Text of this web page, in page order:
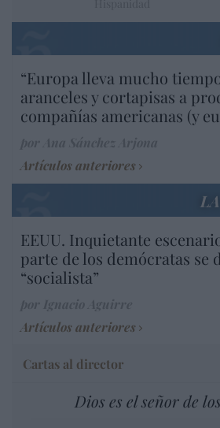
“Europa lleva mucho
aranceles y cortapisas a
compañías americanas (y
Artículos anteriores
EEUU. Inquietante
parte de los demócratas se
“socialista”
Artículos anteriores
Cartas al director
Dios es el señor de